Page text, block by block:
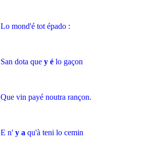
Lo mond'é tot épado :
San dota que y é lo gaçon
Que vin payé noutra rançon.
E n' y a qu'à teni lo cemin